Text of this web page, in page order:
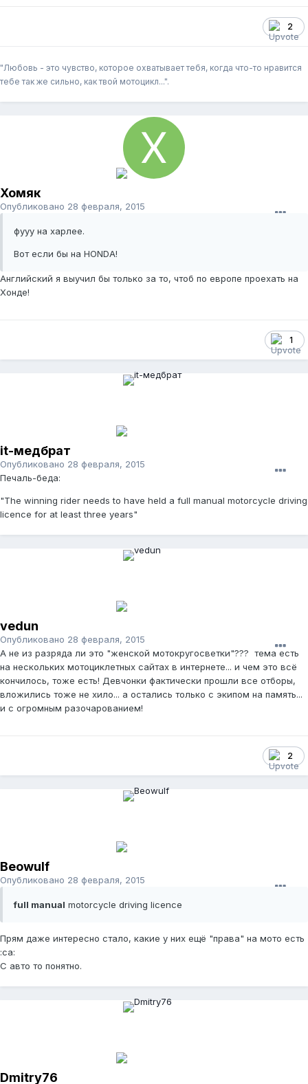
2
"Любовь - это чувство, которое охватывает тебя, когда что-то нравится
тебе так же сильно, как твой мотоцикл...".
Хомяк
Опубликовано 28 февраля, 2015
фууу на харлее.
Вот если бы на HONDA!
Английский я выучил бы только за то, чтоб по европе проехать на
Хонде!
1
it-медбрат
Опубликовано 28 февраля, 2015
Печаль-беда:
"The winning rider needs to have held a full manual motorcycle driving
licence for at least three years"
vedun
Опубликовано 28 февраля, 2015
А не из разряда ли это "женской мотокругосветки"??? тема есть
на нескольких мотоциклетных сайтах в интернете... и чем это всё
кончилось, тоже есть! Девчонки фактически прошли все отборы,
вложились тоже не хило... а остались только с экипом на память...
и с огромным разочарованием!
2
Beowulf
Опубликовано 28 февраля, 2015
full manual motorcycle driving licence
Прям даже интересно стало, какие у них ещё "права" на мото есть
:ca:
С авто то понятно.
Dmitry76